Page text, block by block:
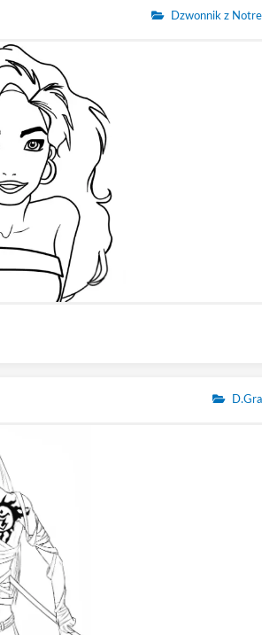
Dzwonnik z